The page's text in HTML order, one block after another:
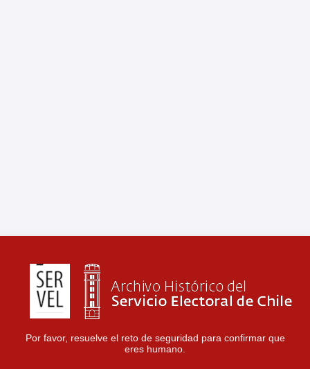
Por favor, resuelve el reto de seguridad para confirmar que
eres humano.